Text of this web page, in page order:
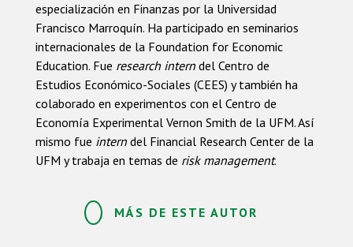
especialización en Finanzas por la Universidad
Francisco Marroquín. Ha participado en seminarios
internacionales de la Foundation for Economic
Education. Fue research intern del Centro de
Estudios Económico-Sociales (CEES) y también ha
colaborado en experimentos con el Centro de
Economía Experimental Vernon Smith de la UFM. Así
mismo fue intern del Financial Research Center de la
UFM y trabaja en temas de risk management.
MÁS DE ESTE AUTOR